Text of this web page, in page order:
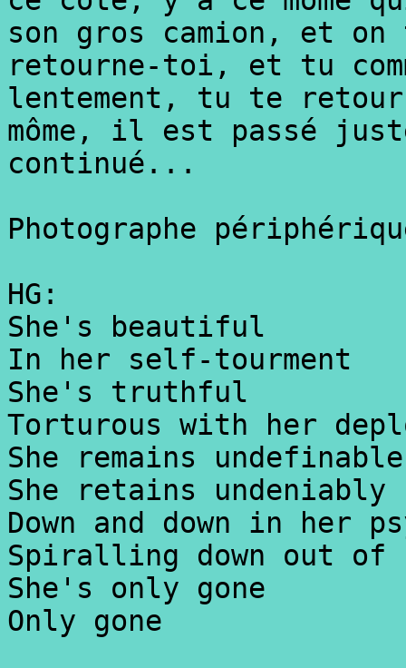
son gros camion, et
retourne-toi, et tu
lentement, tu te
môme, il est passé
continué...
Photographe
HG:
She's beautiful
In her self-tourment
She's truthful
Torturous with her
She remains undefinable
She retains undeniably
Down and down in her
Spiralling down out of
She's only gone
Only gone